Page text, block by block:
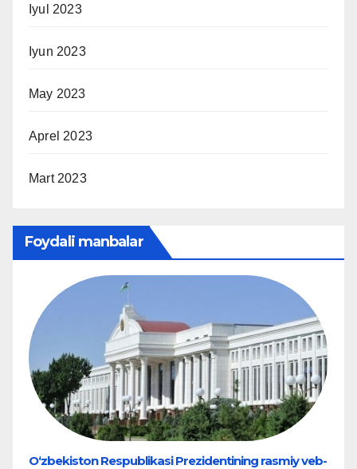
Iyul 2023
Iyun 2023
May 2023
Aprel 2023
Mart 2023
Foydali manbalar
O‘zbekiston Respublikasi Prezidentining rasmiy veb-